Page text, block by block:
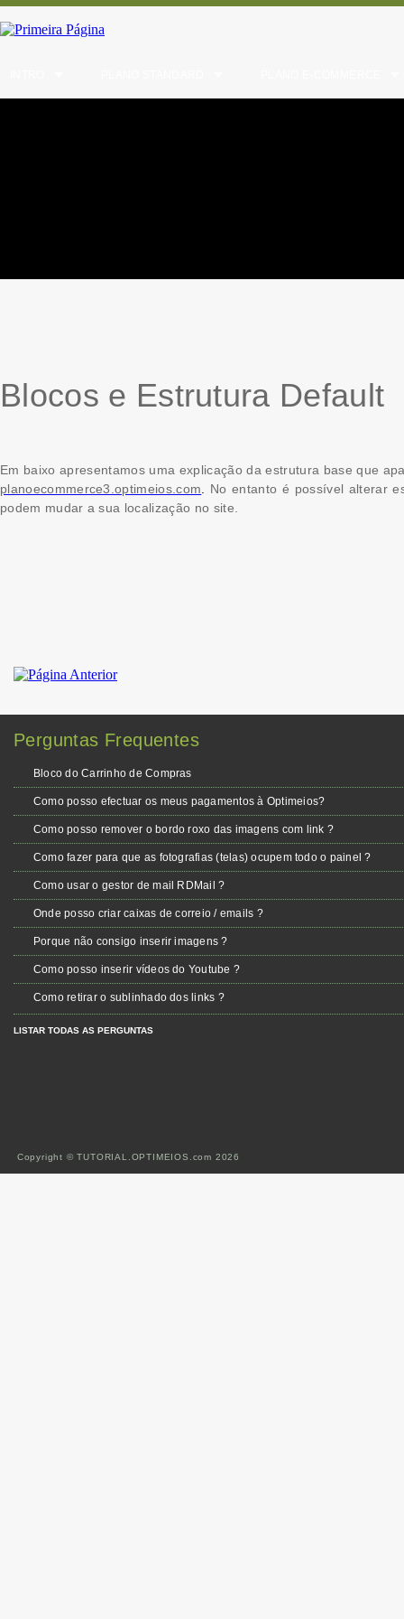
Blocos e Estrutura Default
Em baixo apresentamos uma explicação da estrutura base que
planoecommerce3.optimeios.com
No entanto é possível alterar
podem mudar a sua localização no site.
Perguntas Frequentes
Bloco do Carrinho de Compras
Como posso efectuar os meus pagamentos à Optimeios?
Como posso remover o bordo roxo das imagens com link ?
Como fazer para que as fotografias (telas) ocupem todo o painel ?
Como usar o gestor de mail RDMail ?
Onde posso criar caixas de correio / emails ?
Porque não consigo inserir imagens ?
Como posso inserir vídeos do Youtube ?
Como retirar o sublinhado dos links ?
LISTAR TODAS AS PERGUNTAS
Copyright © TUTORIAL.OPTIMEIOS.com 2026